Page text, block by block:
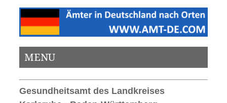
MENU
Gesundheitsamt des Landkreises